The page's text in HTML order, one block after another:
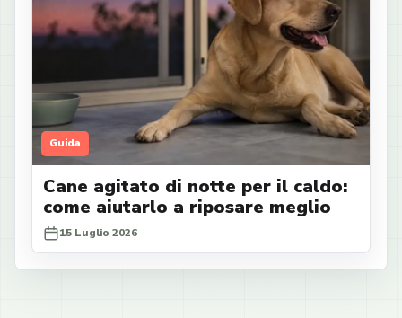
Guida
Cane agitato di notte per il caldo:
come aiutarlo a riposare meglio
15 Luglio 2026